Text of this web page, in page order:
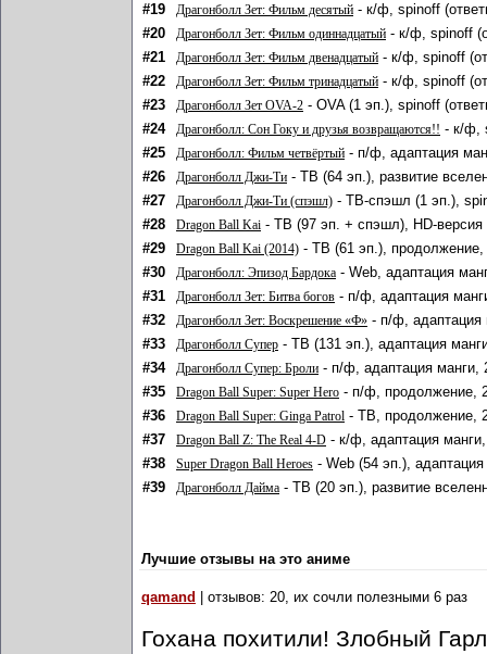
#19 Драгонболл Зет: Фильм десятый - к/ф, spinoff
#20
Драгонболл Зет: Фильм одиннадцатый - к/ф, spinoff
#21
Драгонболл Зет: Фильм двенадцатый - к/ф, spinoff
#22
Драгонболл Зет: Фильм тринадцатый - к/ф, spinoff
#23
Драгонболл Зет OVA-2 - OVA (1 эп.), spinoff
#24
Драгонболл: Сон Гоку и друзья возвращаются!! - к/ф,
#25
Драгонболл: Фильм четвёртый - п/ф, адаптация
#26
Драгонболл Джи-Ти - ТВ (64 эп.), развитие
#27
Драгонболл Джи-Ти (спэшл) - ТВ-спэшл (1 эп.),
#28
Dragon Ball Kai - ТВ (97 эп. + спэшл), HD-версия
#29
Dragon Ball Kai (2014) - ТВ (61 эп.), продолжение,
#30
Драгонболл: Эпизод Бардока - Web, адаптация
#31
Драгонболл Зет: Битва богов - п/ф, адаптация
#32
Драгонболл Зет: Воскрешение «Ф» - п/ф, адаптация
#33
Драгонболл Супер - ТВ (131 эп.), адаптация
#34
Драгонболл Супер: Броли - п/ф, адаптация манги,
#35
Dragon Ball Super: Super Hero - п/ф, продолжение,
#36
Dragon Ball Super: Ginga Patrol - ТВ, продолжение,
#37
Dragon Ball Z: The Real 4-D - к/ф, адаптация
#38
Super Dragon Ball Heroes - Web (54 эп.),
#39
Драгонболл Дайма - ТВ (20 эп.), развитие
Лучшие отзывы на это аниме
qamand | отзывов: 20, их сочли полезными 6 раз
Гохана похитили! Злобный